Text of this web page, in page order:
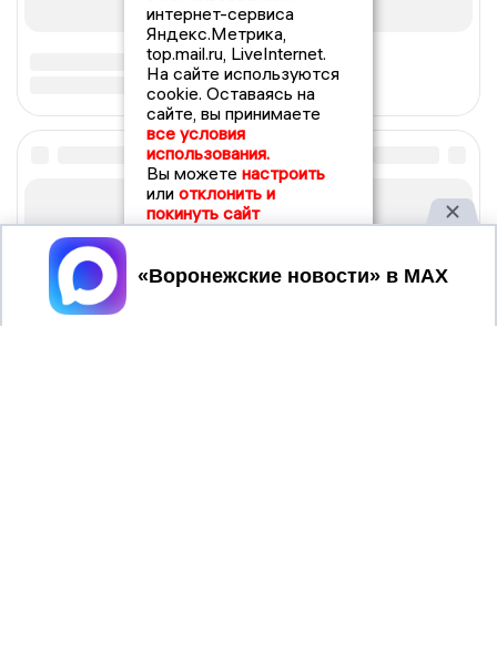
интернет-сервиса
Яндекс.Метрика,
top.mail.ru, LiveInternet.
На сайте используются
cookie. Оставаясь на
сайте, вы принимаете
все условия
использования.
Вы можете настроить
или отклонить и
покинуть сайт
Принять